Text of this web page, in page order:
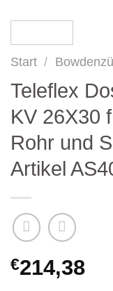
Start /
Teleflex
KV 26X30
Rohr und
Artikel
€214,38